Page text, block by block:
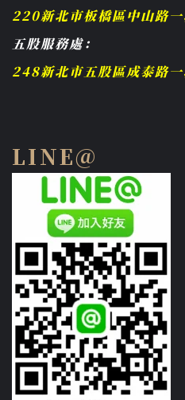
220新北市板橋區中山路
五股服務處：
248新北市五股區成泰路
LINE@